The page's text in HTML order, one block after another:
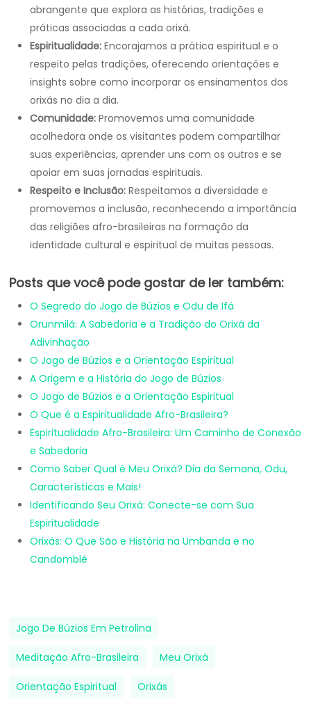
abrangente que explora as histórias, tradições e
práticas associadas a cada orixá.
Espiritualidade: Encorajamos a prática espiritual e o
respeito pelas tradições, oferecendo orientações e
insights sobre como incorporar os ensinamentos dos
orixás no dia a dia.
Comunidade: Promovemos uma comunidade
acolhedora onde os visitantes podem compartilhar
suas experiências, aprender uns com os outros e se
apoiar em suas jornadas espirituais.
Respeito e Inclusão: Respeitamos a diversidade e
promovemos a inclusão, reconhecendo a importância
das religiões afro-brasileiras na formação da
identidade cultural e espiritual de muitas pessoas.
Posts que você pode gostar de ler também:
O Segredo do Jogo de Búzios e Odu de Ifá
Orunmilá: A Sabedoria e a Tradição do Orixá da
Adivinhação
O Jogo de Búzios e a Orientação Espiritual
A Origem e a História do Jogo de Búzios
O Jogo de Búzios e a Orientação Espiritual
O Que é a Espiritualidade Afro-Brasileira?
Espiritualidade Afro-Brasileira: Um Caminho de Conexão
e Sabedoria
Como Saber Qual é Meu Orixá? Dia da Semana, Odu,
Características e Mais!
Identificando Seu Orixá: Conecte-se com Sua
Espiritualidade
Orixás: O Que São e História na Umbanda e no
Candomblé
Jogo De Búzios Em Petrolina
Meditação Afro-Brasileira Meu Orixá
Orientação Espiritual Orixás